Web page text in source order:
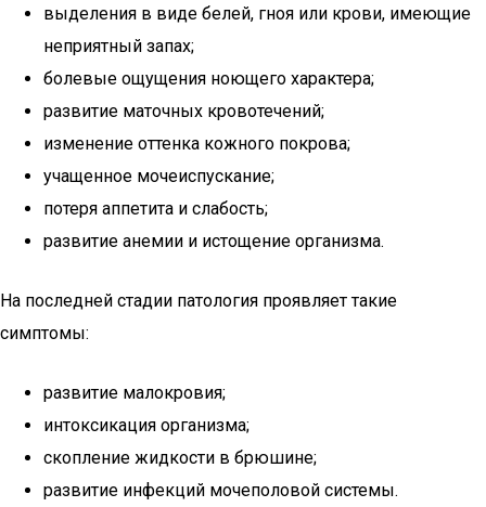
выделения в виде белей, гноя или крови, имеющие
неприятный запах;
болевые ощущения ноющего характера;
развитие маточных кровотечений;
изменение оттенка кожного покрова;
учащенное мочеиспускание;
потеря аппетита и слабость;
развитие анемии и истощение организма.
На последней стадии патология проявляет такие
симптомы:
развитие малокровия;
интоксикация организма;
скопление жидкости в брюшине;
развитие инфекций мочеполовой системы.